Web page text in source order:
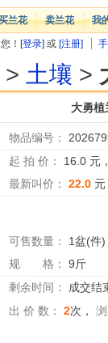
兰花 卖兰花 我
！ [登录] 或 [注册]
> 土壤 >
大勇植
物品编号：
起 拍 价：
16.0 元
最新叫价：
22.0 元
可售数量： 1盆(件)
规 格：
9斤
剩余时间：
成交结
出 价 数：
2次，